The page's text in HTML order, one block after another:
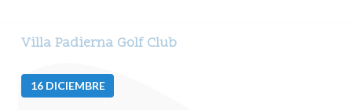
Villa Padierna Golf Club
16 DICIEMBRE